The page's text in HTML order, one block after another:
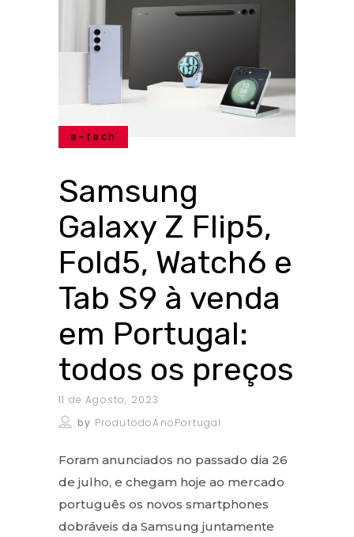
e-tech
Samsung
Galaxy Z Flip5,
Fold5, Watch6 e
Tab S9 à venda
em Portugal:
todos os preços
11 de Agosto, 2023
by ProdutodoAnoPortugal
Foram anunciados no passado dia 26
de julho, e chegam hoje ao mercado
português os novos smartphones
dobráveis da Samsung juntamente